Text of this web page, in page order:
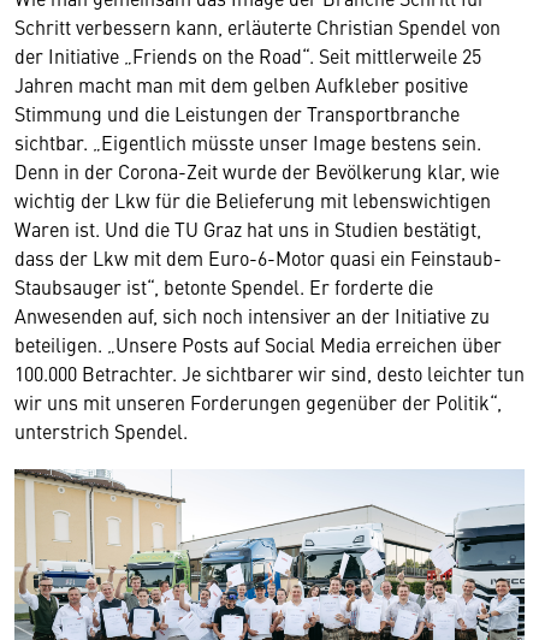
Schritt verbessern kann, erläuterte Christian Spendel von
der Initiative „Friends on the Road“. Seit mittlerweile 25
Jahren macht man mit dem gelben Aufkleber positive
Stimmung und die Leistungen der Transportbranche
sichtbar. „Eigentlich müsste unser Image bestens sein.
Denn in der Corona-Zeit wurde der Bevölkerung klar, wie
wichtig der Lkw für die Belieferung mit lebenswichtigen
Waren ist. Und die TU Graz hat uns in Studien bestätigt,
dass der Lkw mit dem Euro-6-Motor quasi ein Feinstaub-
Staubsauger ist“, betonte Spendel. Er forderte die
Anwesenden auf, sich noch intensiver an der Initiative zu
beteiligen. „Unsere Posts auf Social Media erreichen über
100.000 Betrachter. Je sichtbarer wir sind, desto leichter tun
wir uns mit unseren Forderungen gegenüber der Politik“,
unterstrich Spendel.